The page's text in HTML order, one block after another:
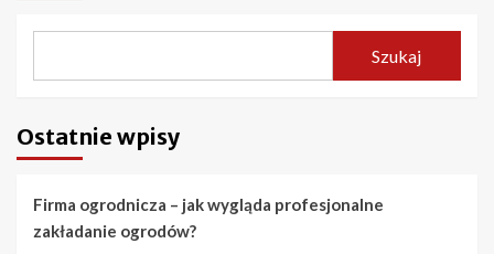
Szukaj
Ostatnie wpisy
Firma ogrodnicza – jak wygląda profesjonalne
zakładanie ogrodów?